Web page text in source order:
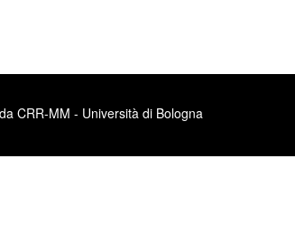
CRR-MM - Università di Bologna